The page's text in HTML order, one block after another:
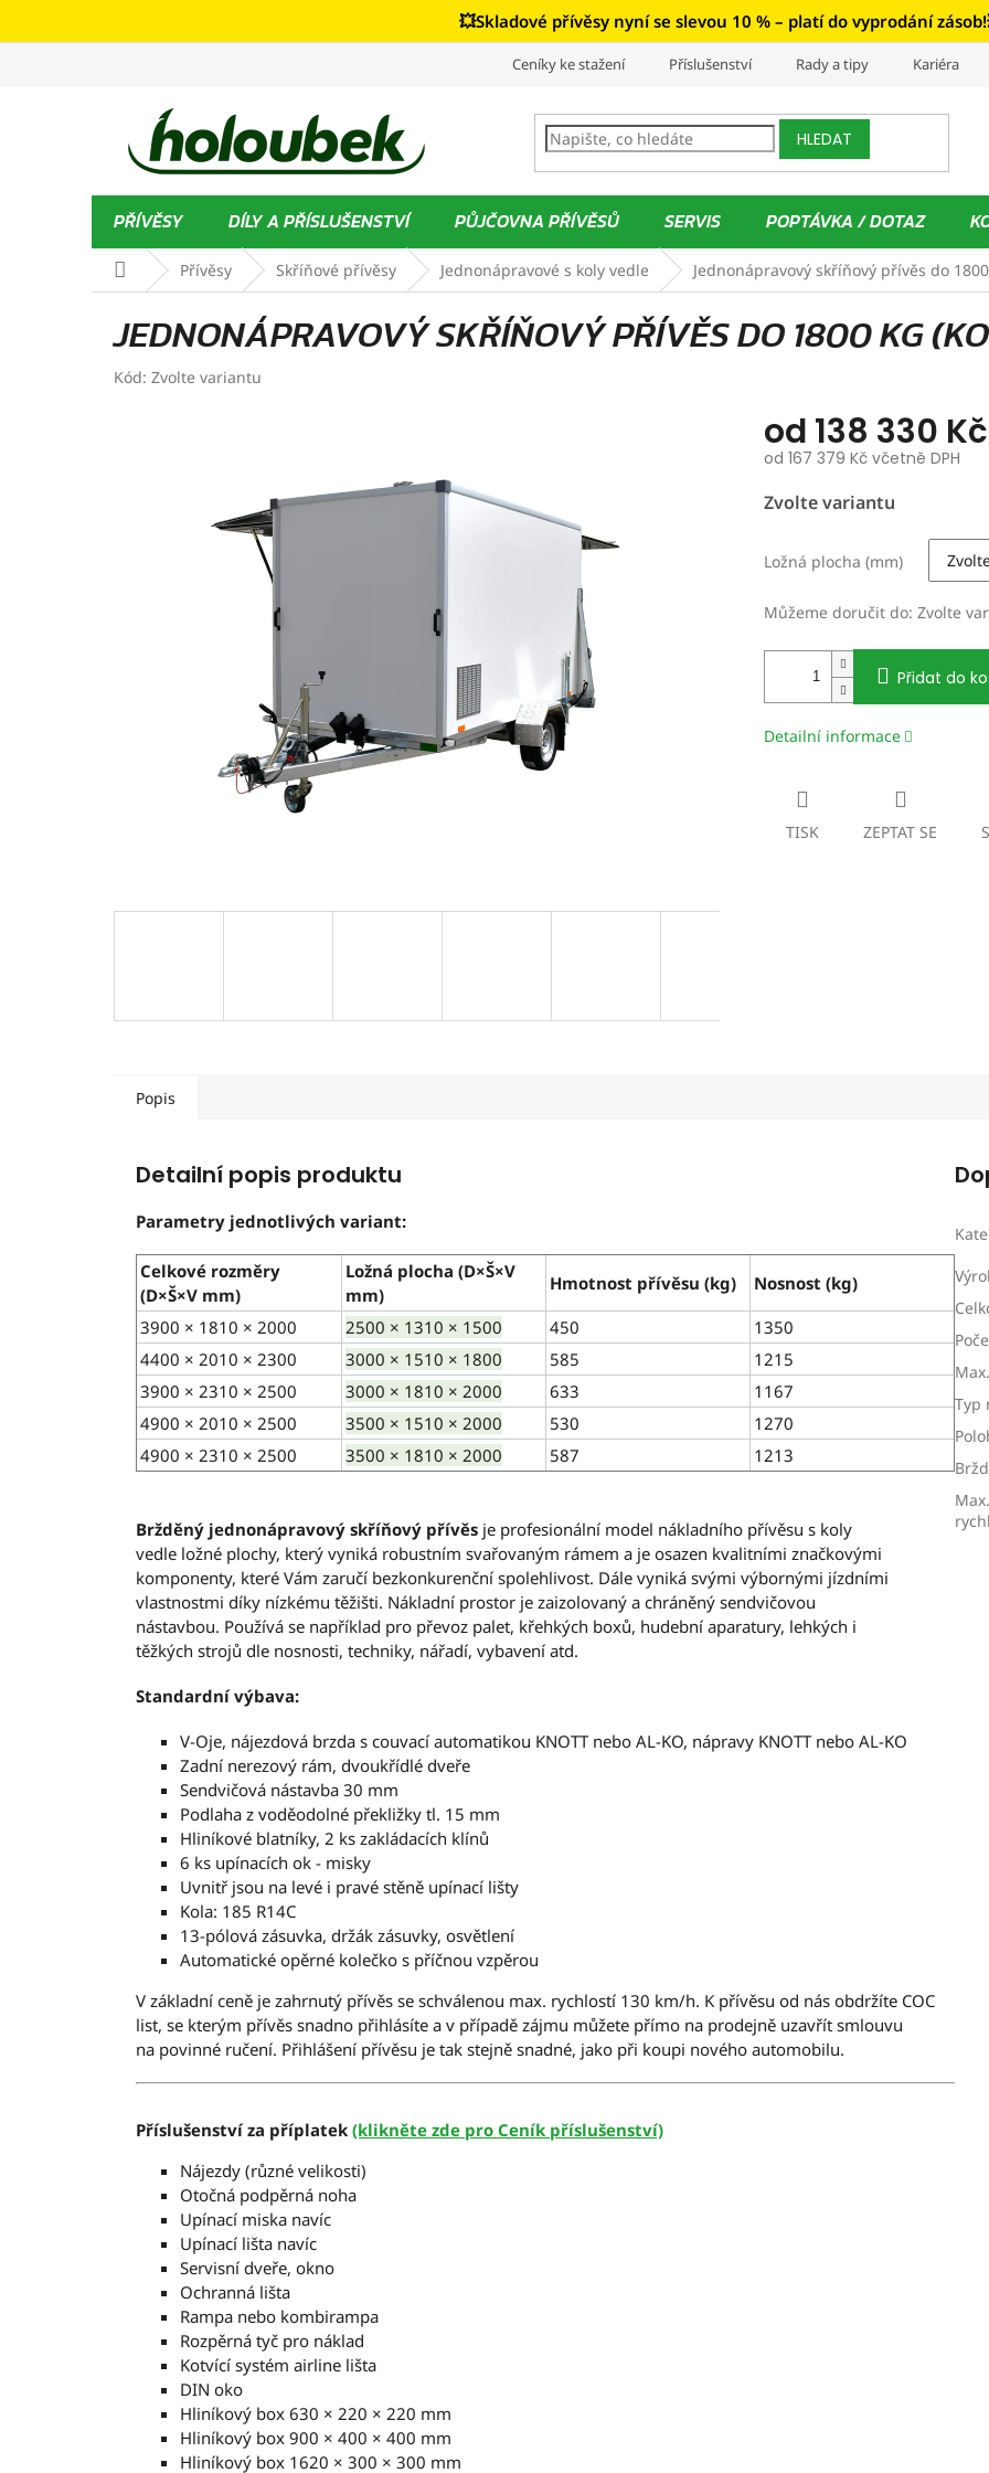
💥Skladové přívěsy nyní se slevou 10 % – platí do vyprodání
Ceníky ke stažení Příslušenství Rady a tipy Kariéra
HLEDAT
PŘÍVĚSY DÍLY A PŘÍSLUŠENSTVÍ PŮJČOVNA PŘÍVĚSŮ SERVIS POPTÁVKA / DOTAZ
Domů Přívěsy Skříňové přívěsy Jednonápravové s koly vedle Jednonápravový skříňový přívěs do
JEDNONÁPRAVOVÝ SKŘÍŇOVÝ PŘÍVĚS DO 1800 KG
Kód: Zvolte variantu
od 138 330 Kč
od 167 379 Kč včetně DPH
cena:
Zvolte variantu
Ložná plocha (mm)
Můžeme doručit do: Zvolte
Přidat do
Detailní informace
TISK ZEPTAT SE
Popis
Detailní popis produktu
Parametry jednotlivých variant:
Celkové rozměry
(D×Š×V mm)
Ložná plocha (D×Š×V
mm)
Hmotnost přívěsu (kg)
Nosnost (kg)
3900 × 1810 × 2000
2500 × 1310 × 1500 450
1350
4400 × 2010 × 2300
3000 × 1510 × 1800 585
1215
3900 × 2310 × 2500
3000 × 1810 × 2000 633
1167
4900 × 2010 × 2500
3500 × 1510 × 2000 530
1270
4900 × 2310 × 2500
3500 × 1810 × 2000 587 1213
Bržděný jednonápravový skříňový přívěs je profesionální model nákladního přívěsu s koly
vedle ložné plochy, který vyniká robustním svařovaným rámem a je osazen kvalitními značkovými
komponenty, které Vám zaručí bezkonkurenční spolehlivost. Dále vyniká svými výbornými jízdními
vlastnostmi díky nízkému těžišti. Nákladní prostor je zaizolovaný a chráněný sendvičovou
nástavbou. Používá se například pro převoz palet, křehkých boxů, hudební aparatury, lehkých i
těžkých strojů dle nosnosti, techniky, nářadí, vybavení atd.
Standardní výbava:
V-Oje, nájezdová brzda s couvací automatikou KNOTT nebo AL-KO, nápravy KNOTT nebo AL-KO
Zadní nerezový rám, dvoukřídlé dveře
Sendvičová nástavba 30 mm
Podlaha z voděodolné překližky tl. 15 mm
Hliníkové blatníky, 2 ks zakládacích klínů
6 ks upínacích ok - misky
Uvnitř jsou na levé i pravé stěně upínací lišty
Kola: 185 R14C
13-pólová zásuvka, držák zásuvky, osvětlení
Automatické opěrné kolečko s příčnou vzpěrou
V základní ceně je zahrnutý přívěs se schválenou max. rychlostí 130 km/h. K přívěsu od nás obdržíte COC
list, se kterým přívěs snadno přihlásíte a v případě zájmu můžete přímo na prodejně uzavřít smlouvu
na povinné ručení. Přihlášení přívěsu je tak stejně snadné, jako při koupi nového automobilu.
Příslušenství za příplatek (klikněte zde pro Ceník příslušenství)
Nájezdy (různé velikosti)
Otočná podpěrná noha
Upínací miska navíc
Upínací lišta navíc
Servisní dveře, okno
Ochranná lišta
Rampa nebo kombirampa
Rozpěrná tyč pro náklad
Kotvící systém airline lišta
DIN oko
Hliníkový box 630 × 220 × 220 mm
Hliníkový box 900 × 400 × 400 mm
Hliníkový box 1620 × 300 × 300 mm
Typ